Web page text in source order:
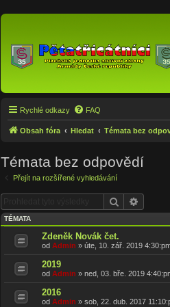
Rychlé odkazy FAQ
Obsah fóra Hledat Témata bez
Témata bez odpovědí
Přejít na rozšířené vyhledávání
Hledat
TÉMATA
Zdeněk Novák čet.
od Admin » úte, 10. zář. 2019
2019
od Admin » ned, 03. bře. 2019
2016
od Admin » sob, 22. dub. 2017